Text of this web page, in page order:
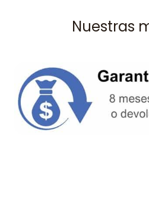
Nuestras